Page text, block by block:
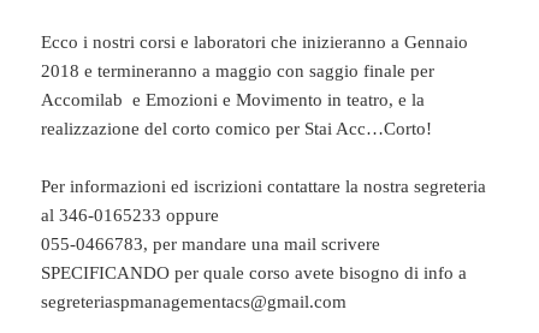
Ecco i nostri corsi e laboratori che inizieranno a Gennaio
2018 e termineranno a maggio con saggio finale per
Accomilab e Emozioni e Movimento in teatro, e la
realizzazione del corto comico per Stai Acc…Corto!
Per informazioni ed iscrizioni contattare la nostra segreteria
al 346-0165233 oppure
055-0466783, per mandare una mail scrivere
SPECIFICANDO per quale corso avete bisogno di info a
segreteriaspmanagementacs@gmail.com